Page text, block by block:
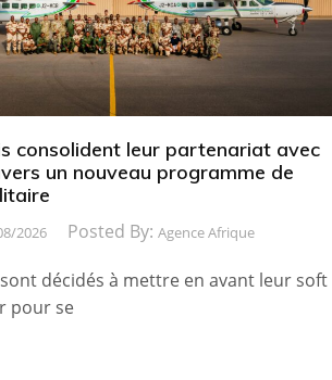
consolident leur partenariat avec
un nouveau programme de
2026 Posted By: Agence Afrique
décidés à mettre en avant leur soft
pour se